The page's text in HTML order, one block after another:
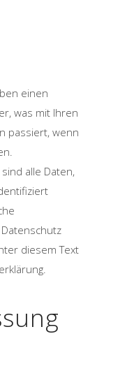
einen
was mit Ihren
passiert, wenn
alle Daten,
diesem Text